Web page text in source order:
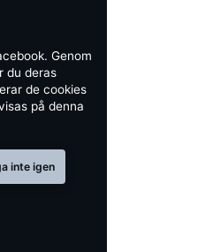
Genom
du deras
de cookies
på denna
inte igen